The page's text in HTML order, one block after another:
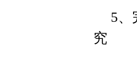
5、
究